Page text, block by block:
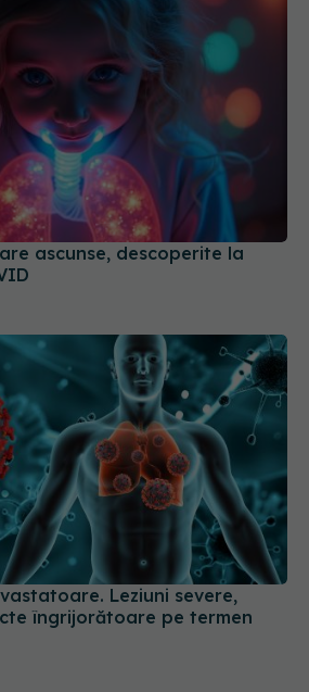
ascunse, descoperite la
Leziuni severe,
îngrijorătoare pe termen